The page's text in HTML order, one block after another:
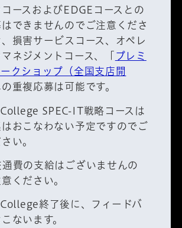
ースおよびEDGEコースとの
できませんのでご注意くださ
損害サービスコース、オペレ
ネジメントコース、「
プレミ
クショップ（全国支店開
の重複応募は可能です。
SPEC-IT戦略コースは
おこなわない予定ですのでご
い。
費の支給はございませんの
ください。
終了後に、フィードバ
ないます。